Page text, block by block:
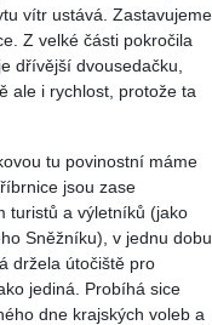
vítr ustává. Zastavujeme
Z velké části pokročila
dřívější dvousedačku,
ale i rychlost, protože ta
tu povinostní máme
jsou zase
turistů a výletníků (jako
Sněžníku), v jednu dobu
držela útočiště pro
jediná. Probíhá sice
dne krajských voleb a